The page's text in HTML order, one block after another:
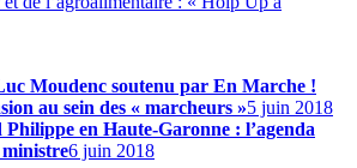
Moudenc soutenu par En Marche !
au sein des « marcheurs »5 juin 2018
en Haute-Garonne : l’agenda
6 juin 2018